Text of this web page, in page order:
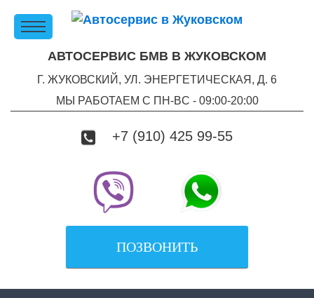
АВТОСЕРВИС БМВ В ЖУКОВСКОМ
Г. ЖУКОВСКИЙ, УЛ. ЭНЕРГЕТИЧЕСКАЯ, Д. 6
МЫ РАБОТАЕМ С ПН-ВC - 09:00-20:00
+7 (910) 425 99-55
ПОЗВОНИТЬ